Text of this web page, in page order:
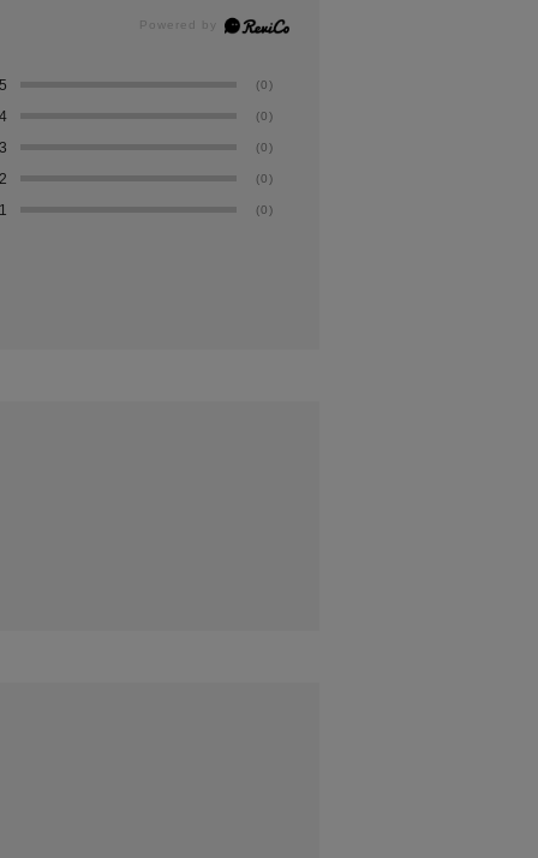
5 (0)
4 (0)
3 (0)
2 (0)
1 (0)